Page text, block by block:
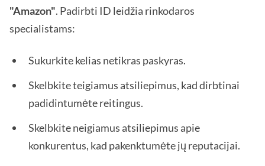
"Amazon". Padirbti ID leidžia rinkodaros
specialistams:
Sukurkite kelias netikras paskyras.
Skelbkite teigiamus atsiliepimus, kad dirbtinai
padidintumėte reitingus.
Skelbkite neigiamus atsiliepimus apie
konkurentus, kad pakenktumėte jų reputacijai.